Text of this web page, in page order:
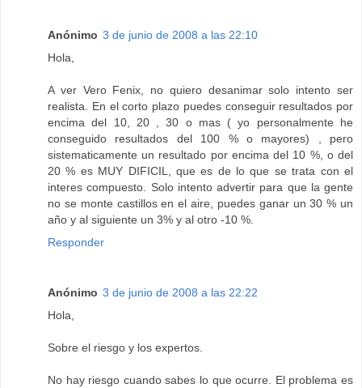
Anónimo 3 de junio de 2008 a las 22:10
Hola,
A ver Vero Fenix, no quiero desanimar solo intento ser
realista. En el corto plazo puedes conseguir resultados por
encima del 10, 20 , 30 o mas ( yo personalmente he
conseguido resultados del 100 % o mayores) , pero
sistematicamente un resultado por encima del 10 %, o del
20 % es MUY DIFICIL, que es de lo que se trata con el
interes compuesto. Solo intento advertir para que la gente
no se monte castillos en el aire, puedes ganar un 30 % un
año y al siguiente un 3% y al otro -10 %.
Responder
Anónimo 3 de junio de 2008 a las 22:22
Hola,
Sobre el riesgo y los expertos.
No hay riesgo cuando sabes lo que ocurre. El problema es